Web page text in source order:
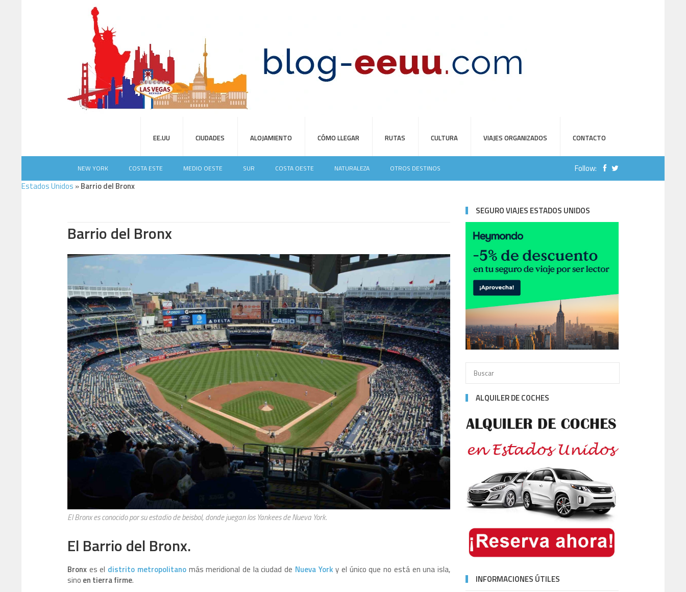
EE.UU CIUDADES ALOJAMIENTO CÓMO LLEGAR RUTAS CULTURA VIAJES ORGANIZADOS CONTACTO
NEW YORK COSTA ESTE MEDIO OESTE SUR COSTA OESTE NATURALEZA OTROS DESTINOS
Follow:
Estados Unidos »Barrio del Bronx
Barrio del Bronx
El Bronx es conocido por su estadio de beisbol, donde juegan los Yankees de Nueva York.
El Barrio del Bronx.
Bronx es el distrito metropolitanomás meridional de la ciudad de Nueva York y el único que no está en una isla,
sino en tierra firme.
SEGURO VIAJES ESTADOS UNIDOS
ALQUILER DE COCHES
INFORMACIONES ÚTILES